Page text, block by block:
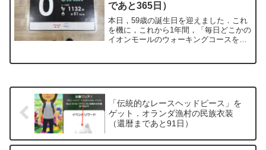
であと365日）
本日，59歳の誕生日を迎えました．これ
を機に，これから1年間，「毎日どこかの
イオンモールのウォーキングコースを
「伝統的なレースヘッドピース」を
ゲット．オランダ漁村の民族衣装
（還暦まであと91日）